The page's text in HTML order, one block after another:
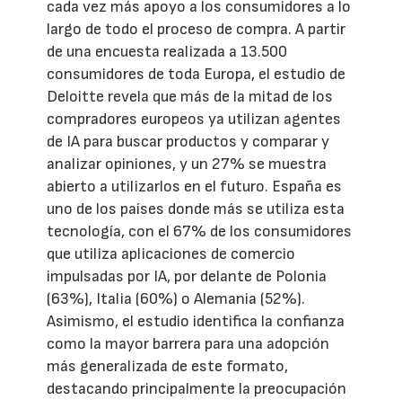
cada vez más apoyo a los consumidores a lo
largo de todo el proceso de compra. A partir
de una encuesta realizada a 13.500
consumidores de toda Europa, el estudio de
Deloitte revela que más de la mitad de los
compradores europeos ya utilizan agentes
de IA para buscar productos y comparar y
analizar opiniones, y un 27% se muestra
abierto a utilizarlos en el futuro. España es
uno de los países donde más se utiliza esta
tecnología, con el 67% de los consumidores
que utiliza aplicaciones de comercio
impulsadas por IA, por delante de Polonia
(63%), Italia (60%) o Alemania (52%).
Asimismo, el estudio identifica la confianza
como la mayor barrera para una adopción
más generalizada de este formato,
destacando principalmente la preocupación